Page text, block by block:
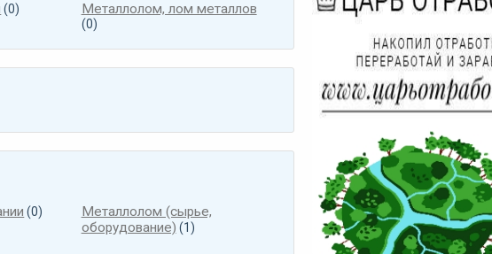
(0) Металлолом, лом металлов
(0)
(0)
Металлолом (сырье,
оборудование) (1)